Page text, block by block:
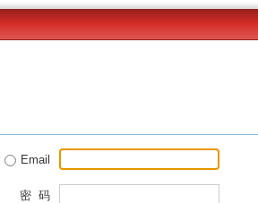
Email
密 码